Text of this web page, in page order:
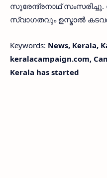
സുരേന്ദ്രനാഥ്
സ്വാഗതവും ഉസ്മാല്‍
Keywords: News, Kerala,
keralacampaign.com,
Kerala has started